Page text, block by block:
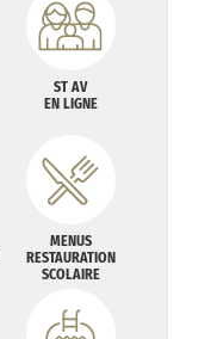
ST AV
EN LIGNE
MENUS
RESTAURATION
SCOLAIRE